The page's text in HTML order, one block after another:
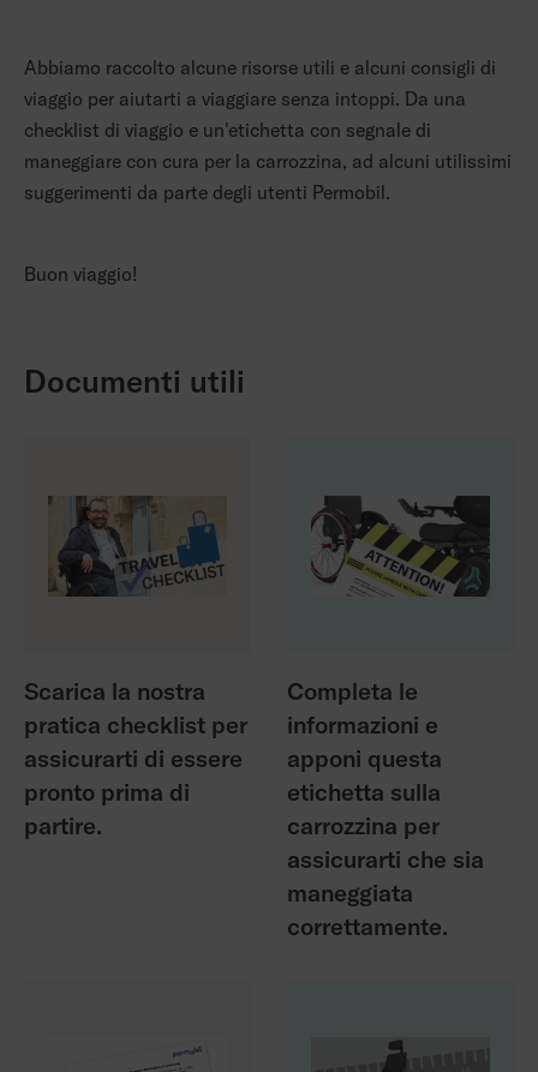
Abbiamo raccolto alcune risorse utili e alcuni consigli di
viaggio per aiutarti a viaggiare senza intoppi. Da una
checklist di viaggio e un'etichetta con segnale di
maneggiare con cura per la carrozzina, ad alcuni utilissimi
suggerimenti da parte degli utenti Permobil.
Buon viaggio!
Documenti utili
Scarica la nostra
pratica checklist per
assicurarti di essere
pronto prima di
partire.
Completa le
informazioni e
apponi questa
etichetta sulla
carrozzina per
assicurarti che sia
maneggiata
correttamente.